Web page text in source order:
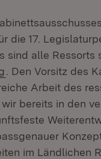
die 17.
sind alle Ressorts
(Öffnet in neuem
. Den Vorsitz des
Arbeit des
wir bereits in den
im Ländlichen